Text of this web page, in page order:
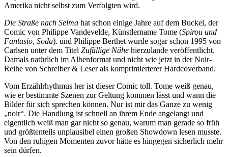
Amerika nicht selbst zum Verfolgten wird.
Die Straße nach Selma hat schon einige Jahre auf dem Buckel, der
Comic von Philippe Vandevelde, Künstlername Tome (Spirou und
Fantasio, Soda). und Philippe Berthet wurde sogar schon 1995 von
Carlsen unter dem Titel Zufällige Nähe hierzulande veröffentlicht.
Damals natürlich im Albenformat und nicht wie jetzt in der Noir-
Reihe von Schreiber & Leser als komprimierterer Hardcoverband.
Vom Erzählrhythmus her ist dieser Comic toll. Tome weiß genau,
wie er bestimmte Szenen zur Geltung kommen lässt und wann die
Bilder für sich sprechen können. Nur ist mir das Ganze zu wenig
„noir“. Die Handlung ist schnell an ihrem Ende angelangt und
eigentlich weiß man gar nicht so genau, warum man gerade so früh
und größtenteils unplausibel einen großen Showdown lesen musste.
Von den ruhigen Momenten zuvor hätte es hingegen sicherlich mehr
sein dürfen.